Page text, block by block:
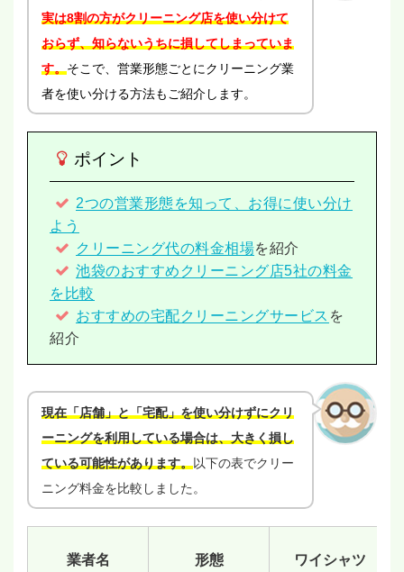
実は8割の方がクリーニング店を使い分けて
おらず、知らないうちに損してしまっていま
す。そこで、営業形態ごとにクリーニング業
者を使い分ける方法もご紹介します。
ポイント
2つの営業形態を知って、お得に使い分け
よう
クリーニング代の料金相場を紹介
池袋のおすすめクリーニング店5社の料金
を比較
おすすめの宅配クリーニングサービス を
紹介
現在「店舗」と「宅配」を使い分けずにクリ
ーニングを利用している場合は、大きく損し
ている可能性があります。
以下の表でクリー
ニング料金を比較しました。
業者名 形態 ワイシャツ